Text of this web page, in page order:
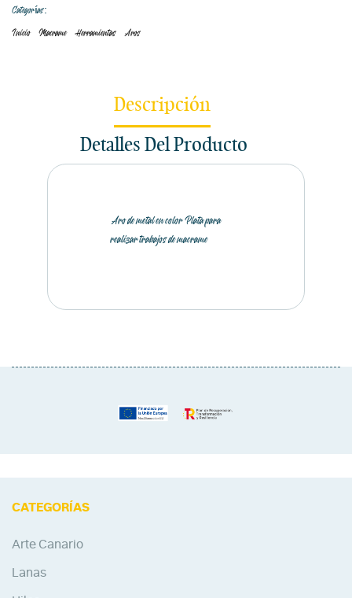
Categorías:
Inicio Macrame Herramientas Aros
Descripción
Detalles Del Producto
Aro de metal en color Plata para
realizar trabajos de macrame
CATEGORÍAS
Arte Canario
Lanas